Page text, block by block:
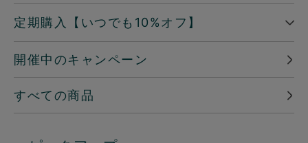
定期購入【いつでも10%オフ】
開催中のキャンペーン
すべての商品